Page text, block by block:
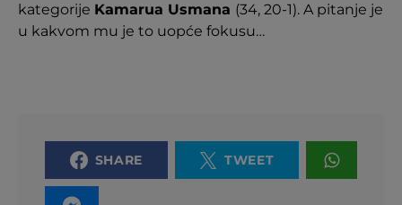
kategorije Kamarua Usmana (34, 20-1). A pitanje je
u kakvom mu je to uopće fokusu…
SHARE TWEET